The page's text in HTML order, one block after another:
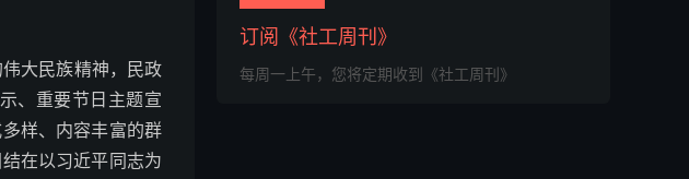
大民族精神，民政
、重要节日主题宣
样、内容丰富的群
在以习近平同志为
订阅《社工周刊》
每周一上午，您将定期收到《社工周刊》